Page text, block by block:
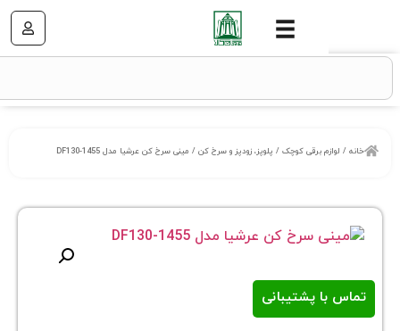
برقی کوچک/پلوپز، زودپز و سرخ کن/ مینی سرخ کن عرشیا مدل DF130-1455
پشتیبانی